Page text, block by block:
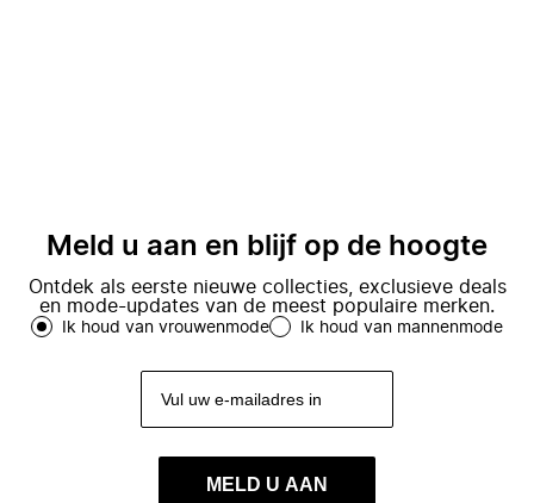
Meld u aan en blijf op de hoogte
Ontdek als eerste nieuwe collecties, exclusieve deals
en mode-updates van de meest populaire merken.
Ik houd van vrouwenmode Ik houd van mannenmode
MELD U AAN